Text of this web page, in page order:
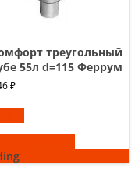
треугольный
55л d=115 Феррум
₽